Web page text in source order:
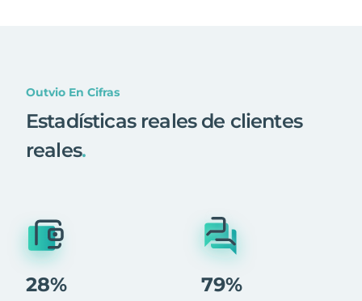
Outvio En Cifras
Estadísticas reales de clientes
reales.
28% 79%